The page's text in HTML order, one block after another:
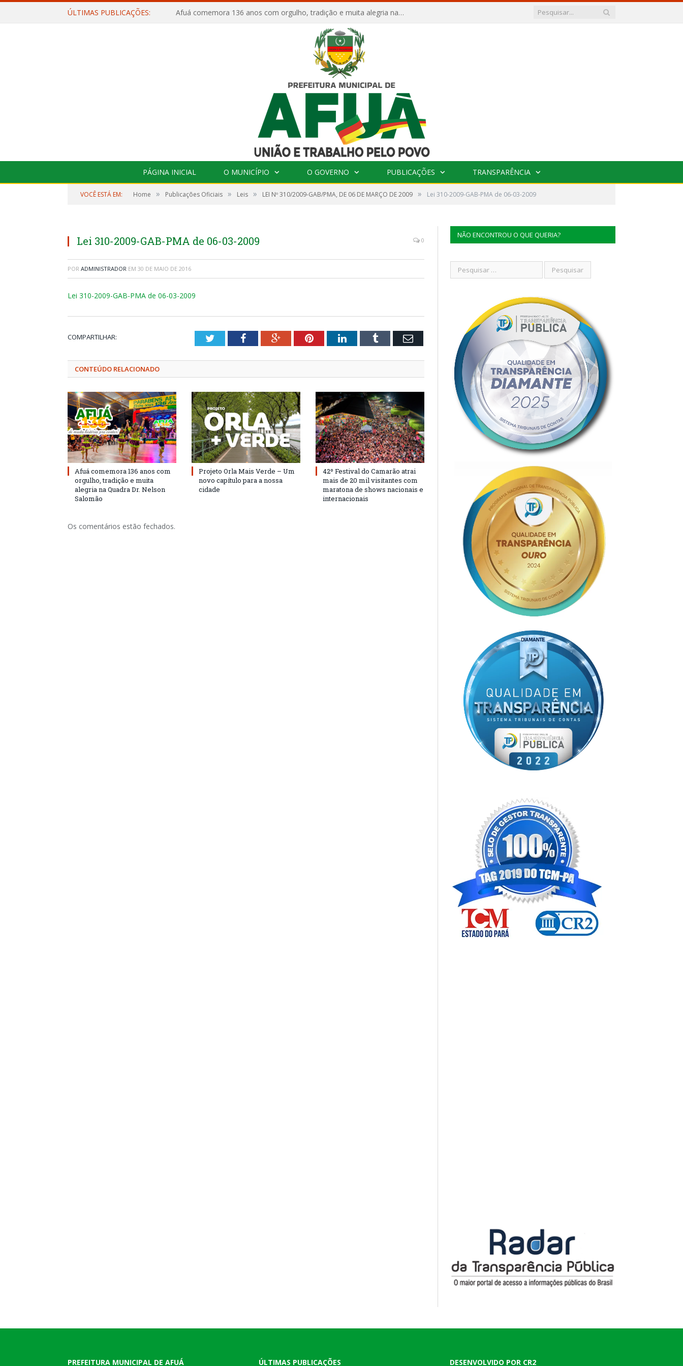
ÚLTIMAS PUBLICAÇÕES: Afuá comemora 136 anos com orgulho, tradição e muita alegria na Quadra Dr. Nelson Salomão
PÁGINA INICIAL O MUNICÍPIO O GOVERNO PUBLICAÇÕES TRANSPARÊNCIA
VOCÊ ESTÁ EM: Home » Publicações Oficiais » Leis » LEI Nº 310/2009-GAB/PMA, DE 06 DE MARÇO DE 2009 » Lei 310-2009-GAB-PMA de 06-03-2009
Lei 310-2009-GAB-PMA de 06-03-2009 0
POR ADMINISTRADOR EM 30 DE MAIO DE 2016
Lei 310-2009-GAB-PMA de 06-03-2009
COMPARTILHAR: TwitterFacebookGoogle+PinterestLinkedInTumblr Email
CONTEÚDO RELACIONADO
Afuá comemora 136 anos com
orgulho, tradição e muita
alegria na Quadra Dr. Nelson
Salomão
Projeto Orla Mais Verde – Um
novo capítulo para a nossa
cidade
42º Festival do Camarão atrai
mais de 20 mil visitantes com
maratona de shows nacionais e
internacionais
Os comentários estão fechados.
NÃO ENCONTROU O QUE QUERIA?
PREFEITURA MUNICIPAL DE AFUÁ ÚLTIMAS PUBLICAÇÕES DESENVOLVIDO POR CR2